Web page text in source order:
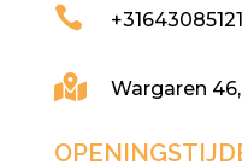
 +31643085121
 Wargaren